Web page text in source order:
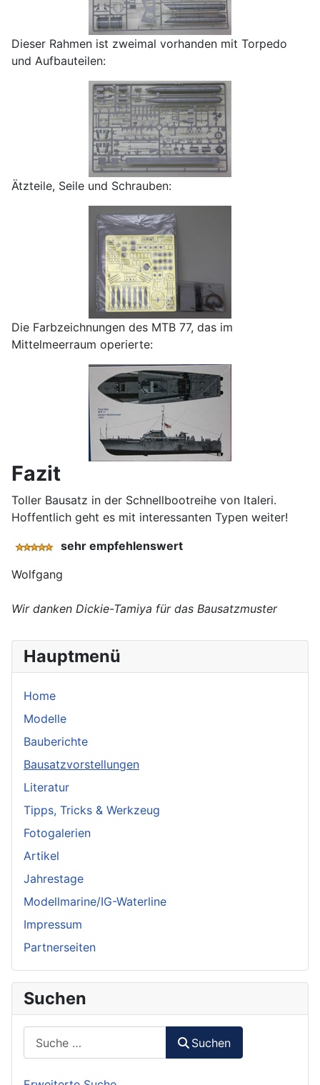
Hauptmenü
Home
Modelle
Bauberichte
Bausatzvorstellungen
Literatur
Tipps, Tricks & Werkzeug
Fotogalerien
Artikel
Jahrestage
Modellmarine/IG-Waterline
Impressum
Partnerseiten
Suchen
Suchen
Dieser Rahmen ist zweimal vorhanden mit Torpedo
und Aufbauteilen:
Ätzteile, Seile und Schrauben:
Die Farbzeichnungen des MTB 77, das im
Mittelmeerraum operierte:
Fazit
Toller Bausatz in der Schnellbootreihe von Italeri.
Hoffentlich geht es mit interessanten Typen weiter!
sehr empfehlenswert
Wolfgang
Wir danken Dickie-Tamiya für das Bausatzmuster